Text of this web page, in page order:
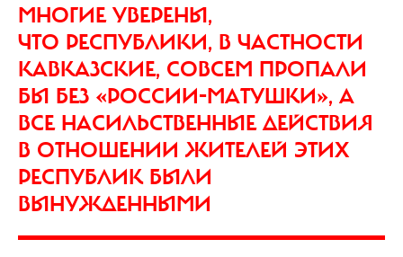
МНОГИЕ УВЕРЕНЫ,
ЧТО РЕСПУБЛИКИ, В ЧАСТНОСТИ
КАВКАЗСКИЕ, СОВСЕМ ПРОПАЛИ
БЫ БЕЗ «РОССИИ-МАТУШКИ», А
ВСЕ НАСИЛЬСТВЕННЫЕ ДЕЙСТВИЯ
В ОТНОШЕНИИ ЖИТЕЛЕЙ ЭТИХ
РЕСПУБЛИК БЫЛИ
ВЫНУЖДЕННЫМИ